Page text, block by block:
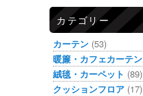
カテゴリー
カーテン (53)
暖簾・カフェカーテン
絨毯・カーペット (89)
クッションフロア (17)